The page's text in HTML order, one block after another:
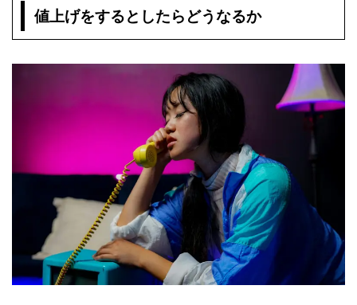
値上げをするとしたらどうなるか